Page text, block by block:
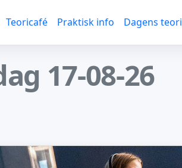
Teoricafé Praktisk info Dagens teori
17-08-26